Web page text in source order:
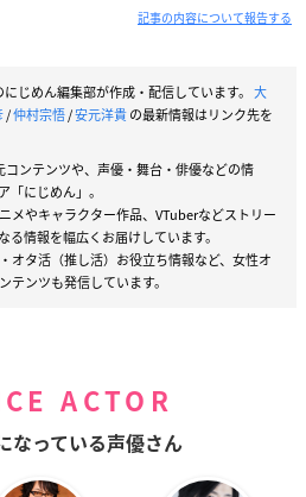
記事の内容について報告する
にじめん編集部が作成・配信しています。 大
/仲村宗悟/安元洋貴の最新情報はリンク先を
ンテンツや、声優・舞台・俳優などの情
「にじめん」。
メやキャラクター作品、VTuberなどストリー
情報を幅広くお届けしています。
オタ活（推し活）お役立ち情報など、女性オ
テンツも発信しています。
ACTOR
なっている声優さん